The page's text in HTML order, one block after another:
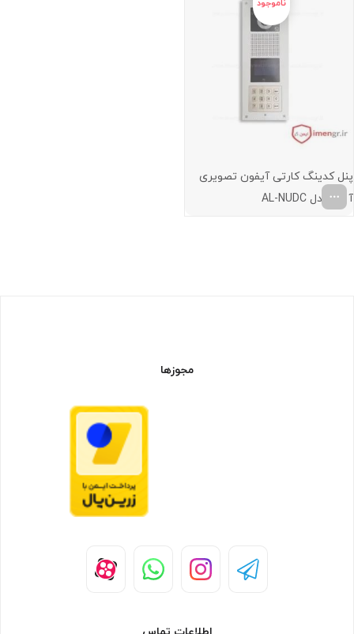
پنل کدینگ کارتی آیفون تصویری
آلدو مدل AL-NUDC
مجوزها